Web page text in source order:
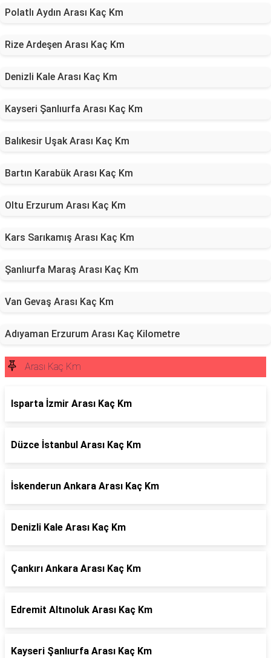
Polatlı Aydın Arası Kaç Km
Rize Ardeşen Arası Kaç Km
Denizli Kale Arası Kaç Km
Kayseri Şanlıurfa Arası Kaç Km
Balıkesir Uşak Arası Kaç Km
Bartın Karabük Arası Kaç Km
Oltu Erzurum Arası Kaç Km
Kars Sarıkamış Arası Kaç Km
Şanlıurfa Maraş Arası Kaç Km
Van Gevaş Arası Kaç Km
Adıyaman Erzurum Arası Kaç Kilometre
Arası Kaç Km
Isparta İzmir Arası Kaç Km
Düzce İstanbul Arası Kaç Km
İskenderun Ankara Arası Kaç Km
Denizli Kale Arası Kaç Km
Çankırı Ankara Arası Kaç Km
Edremit Altınoluk Arası Kaç Km
Kayseri Şanlıurfa Arası Kaç Km